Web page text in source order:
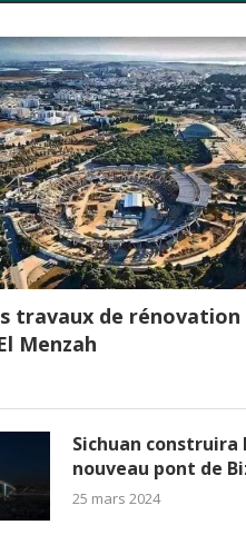
travaux de rénovation
Menzah
Sichuan construira
nouveau pont de
25 mars 2024